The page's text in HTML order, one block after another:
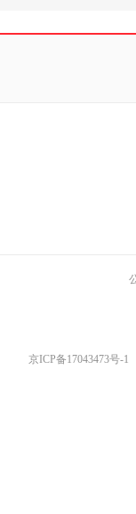
京ICP备17043473号-1